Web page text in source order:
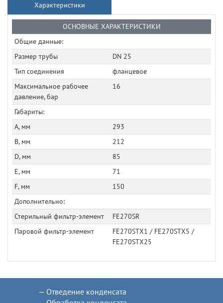
Характеристики
ОСНОВНЫЕ ХАРАКТЕРИСТИКИ
Общие данные:
Размер трубы
DN 25
Тип соединения
фланцевое
Максимальное рабочее
давление, бар
16
Габариты:
A, мм
293
B, мм
212
D, мм
85
E, мм
71
F, мм
150
Дополнительно:
Стерильный фильтр-элемент
FE270SR
Паровой фильтр-элемент
FE270STX1 / FE270STX5 /
FE270STX25
Отведение конденсата